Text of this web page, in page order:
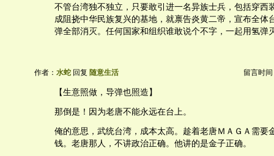
不管台湾独不独立，只要敢引进一名异族士兵，包括穿西
成阻挠中华民族复兴的基地，就禀告炎黄二帝，宣布全体
弹全部消灭。任何国家和组织谁敢说个不字，一起用氢弹
作者： 水蛇 回复 随意生活 留言时间
【生意照做，导弹也照造】
那倒是！因为老唐不能永远在台上。
俺的意思，武统台湾，成本太高。趁着老唐ＭＡＧＡ需要
钱。老唐那人，不讲政治正确。他讲的是金子正确。